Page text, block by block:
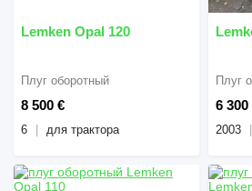
Lemken Opal 120
8 500 €
Плуг оборотный
6 для трактора
6 300
Плуг
2003